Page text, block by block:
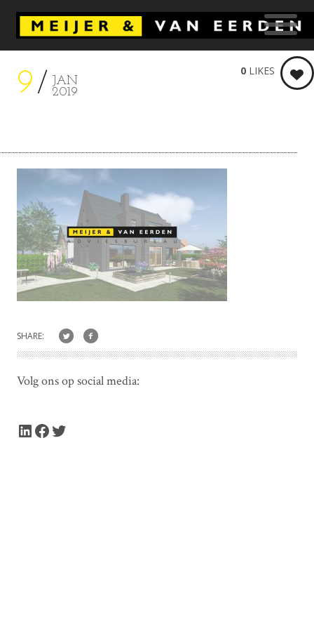
9
JAN
2019
0 LIKES
SHARE:
Volg ons op social media:
LinkedIn Facebook